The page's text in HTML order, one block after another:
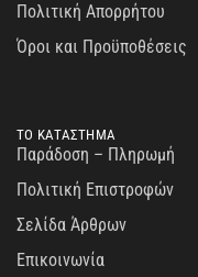
Πολιτική Απορρήτου
Όροι και Προϋποθέσεις
ΤΟ ΚΑΤΑΣΤΗΜΑ
Παράδοση – Πληρωμή
Πολιτική Επιστροφών
Σελίδα Άρθρων
Επικοινωνία